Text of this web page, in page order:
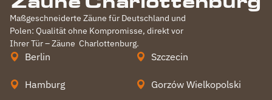
Maßgeschneiderte Zäune für Deutschland und
Polen: Qualität ohne Kompromisse, direkt vor
Ihrer Tür – Zäune Charlottenburg.
Berlin
Hamburg
Szczecin
Gorzów Wielkopolski